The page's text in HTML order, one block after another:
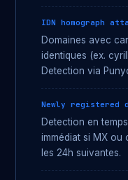
IDN homograph
Domaines avec
identiques (ex.
Detection via
Newly registered
Detection en
immédiat si MX
les 24h suivantes.